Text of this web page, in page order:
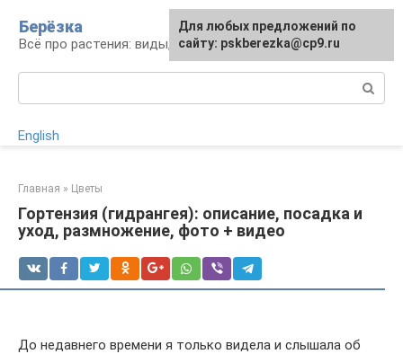
контенту
Берёзка
Всё про растения: виды, выращивание, уход
English
Главная » Цветы
Гортензия (гидрангея): описание, посадка и
уход, размножение, фото + видео
До недавнего времени я только видела и слышала об
Для любых предложений по
сайту: pskberezka@cp9.ru